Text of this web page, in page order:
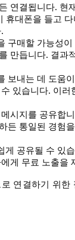
연결됩니다. 현
휴대폰을 들고
구매할 가능성
만듭니다. 결과
보내는 데 도움
있습니다. 이러
시지를 공유합
든 통일된 경험
공유될 수 있
게 무료 노출을
연결하기 위한